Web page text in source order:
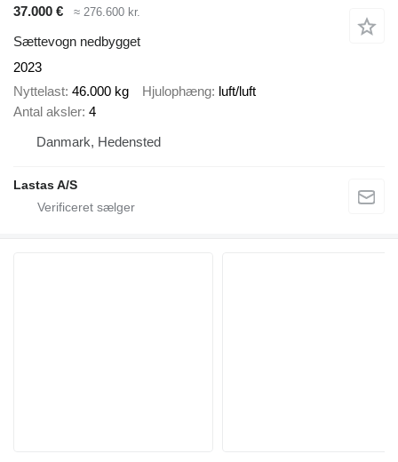
37.000 €
≈ 276.600 kr.
Sættevogn nedbygget
2023
Nyttelast 46.000 kg Hjulophæng luft/luft
Antal aksler 4
Danmark, Hedensted
Lastas A/S